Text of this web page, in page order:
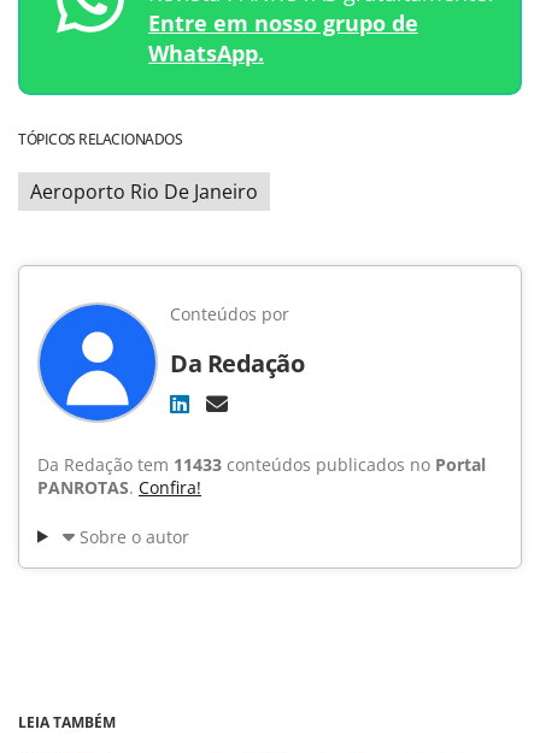
Entre em nosso grupo de
WhatsApp.
TÓPICOS RELACIONADOS
Aeroporto Rio De Janeiro
Conteúdos por
Da Redação
Da Redação tem 11433 conteúdos publicados no Portal
PANROTAS. Confira!
Sobre o autor
LEIA TAMBÉM